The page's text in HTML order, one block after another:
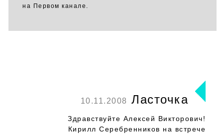
на Первом канале.
10.11.2008 Ласточка
Здравствуйте Алексей Викторович!
Кирилл Серебренников на встрече